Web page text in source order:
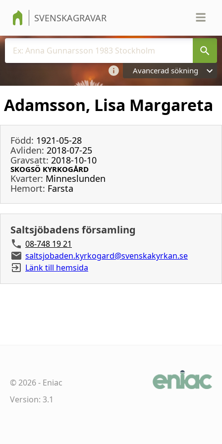
SVENSKAGRAVAR
Avancerad sökning
Adamsson, Lisa Margareta
Född: 1921-05-28
Avliden: 2018-07-25
Gravsatt: 2018-10-10
SKOGSÖ KYRKOGÅRD
Kvarter: Minneslunden
Hemort: Farsta
Saltsjöbadens församling
08-748 19 21
saltsjobaden.kyrkogard@svenskakyrkan.se
Länk till hemsida
©2026- Eniac
Version: 3.1